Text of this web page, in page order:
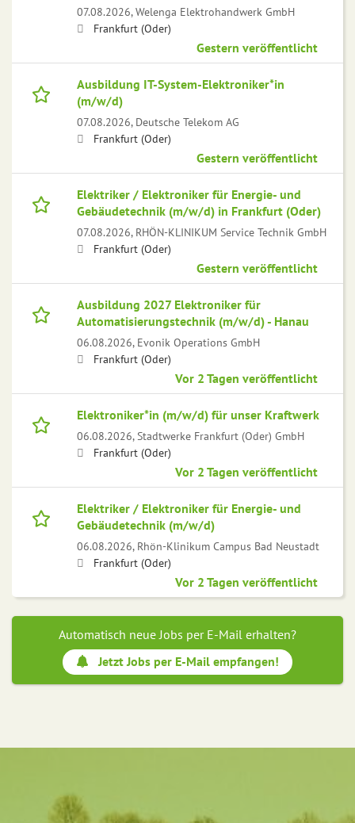
07.08.2026,Welenga Elektrohandwerk GmbH
Frankfurt (Oder)
Gestern veröffentlicht
Ausbildung IT-System-Elektroniker*in
(m/w/d)
07.08.2026, Deutsche Telekom AG
Frankfurt (Oder)
Gestern veröffentlicht
Elektriker / Elektroniker für Energie- und
Gebäudetechnik (m/w/d) in Frankfurt (Oder)
07.08.2026, RHÖN-KLINIKUM Service Technik GmbH
Frankfurt (Oder)
Gestern veröffentlicht
Ausbildung 2027 Elektroniker für
Automatisierungstechnik (m/w/d) - Hanau
06.08.2026, Evonik Operations GmbH
Frankfurt (Oder)
Vor 2 Tagen veröffentlicht
Elektroniker*in (m/w/d) für unser Kraftwerk
06.08.2026,Stadtwerke Frankfurt (Oder) GmbH
Frankfurt (Oder)
Vor 2 Tagen veröffentlicht
Elektriker / Elektroniker für Energie- und
Gebäudetechnik (m/w/d)
06.08.2026, Rhön-Klinikum Campus Bad Neustadt
Frankfurt (Oder)
Vor 2 Tagen veröffentlicht
Automatisch neue Jobs per E-Mail erhalten?
Jetzt Jobs per E-Mail empfangen!